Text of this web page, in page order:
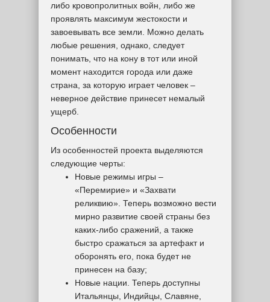
либо кровопролитных войн, либо же
проявлять максимум жестокости и
завоевывать все земли. Можно делать
любые решения, однако, следует
понимать, что на кону в тот или иной
момент находится города или даже
страна, за которую играет человек –
неверное действие принесет немалый
ущерб.
Особенности
Из особенностей проекта выделяются
следующие черты:
Новые режимы игры –
«Перемирие» и «Захвати
реликвию». Теперь возможно вести
мирно развитие своей страны без
каких-либо сражений, а также
быстро сражаться за артефакт и
оборонять его, пока будет не
принесен на базу;
Новые нации. Теперь доступны
Итальянцы, Индийцы, Славяне,